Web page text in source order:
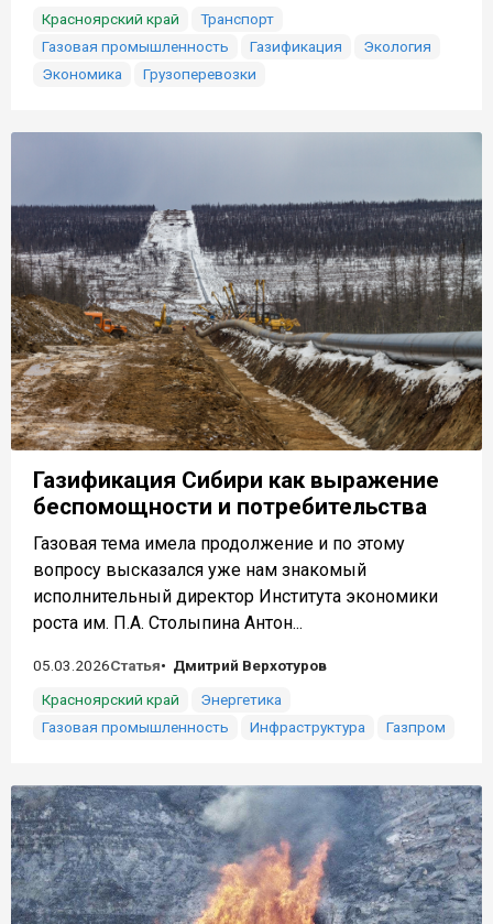
Красноярский край
Транспорт
Газовая промышленность
Газификация
Экология
Экономика
Грузоперевозки
Газификация Сибири как выражение
беспомощности и потребительства
Газовая тема имела продолжение и по этому
вопросу высказался уже нам знакомый
исполнительный директор Института экономики
роста им. П.А. Столыпина Антон...
05.03.2026Статья
Дмитрий Верхотуров
Красноярский край
Энергетика
Газовая промышленность
Инфраструктура Газпром